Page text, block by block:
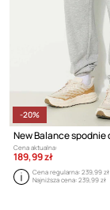
-20%
Cena aktualna:
189,99 zł
Cena regularna:239,99 zł
Najniższa cena:239,99 zł